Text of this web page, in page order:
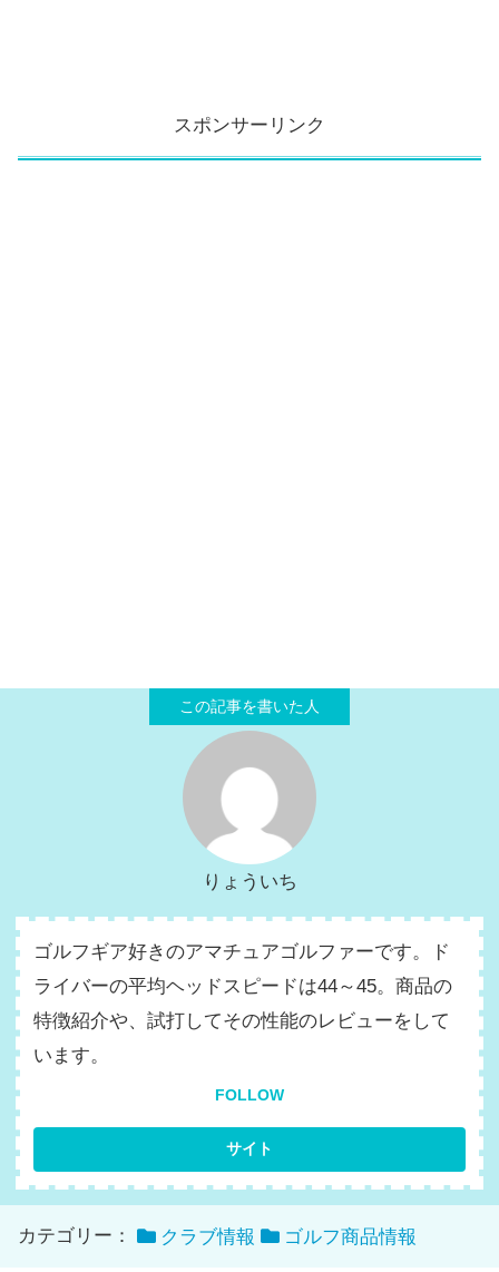
スポンサーリンク
りょういち
ゴルフギア好きのアマチュアゴルファーです。ド
ライバーの平均ヘッドスピードは44～45。商品の
特徴紹介や、試打してその性能のレビューをして
います。
FOLLOW
カテゴリー： クラブ情報 ゴルフ商品情報